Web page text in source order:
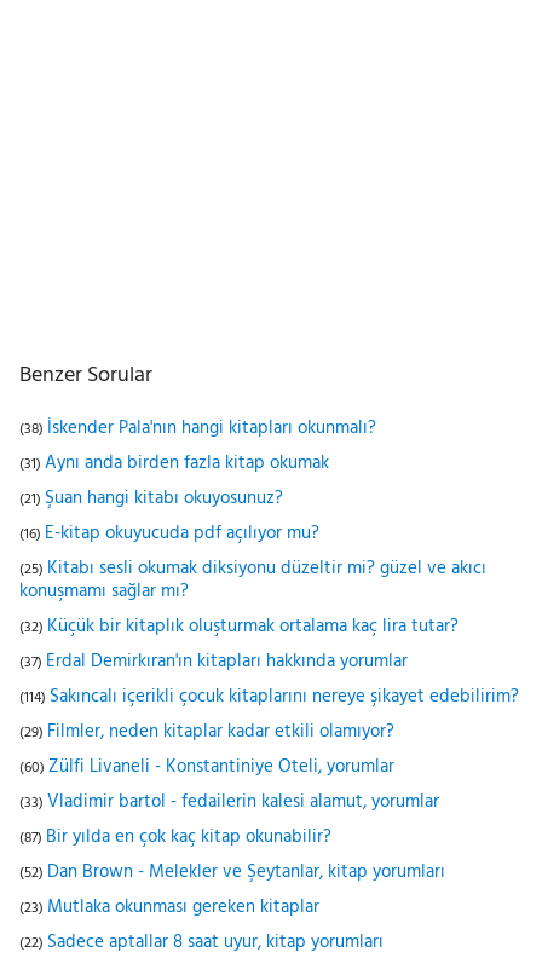
Benzer Sorular
(38) İskender Pala'nın hangi kitapları okunmalı?
(31) Aynı anda birden fazla kitap okumak
(21) Şuan hangi kitabı okuyosunuz?
(16) E-kitap okuyucuda pdf açılıyor mu?
(25) Kitabı sesli okumak diksiyonu düzeltir mi? güzel ve akıcı
konuşmamı sağlar mı?
(32) Küçük bir kitaplık oluşturmak ortalama kaç lira tutar?
(37) Erdal Demirkıran'ın kitapları hakkında yorumlar
(114) Sakıncalı içerikli çocuk kitaplarını nereye şikayet edebilirim?
(29) Filmler, neden kitaplar kadar etkili olamıyor?
(60) Zülfi Livaneli - Konstantiniye Oteli, yorumlar
(33) Vladimir bartol - fedailerin kalesi alamut, yorumlar
(87) Bir yılda en çok kaç kitap okunabilir?
(52) Dan Brown - Melekler ve Şeytanlar, kitap yorumları
(23) Mutlaka okunması gereken kitaplar
(22) Sadece aptallar 8 saat uyur, kitap yorumları